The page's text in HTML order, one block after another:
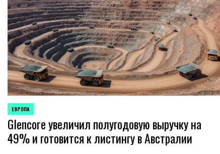
ОПУБЛИКОВАНО
В
ЕВРОПА
Glencore увеличил полугодовую выручку на
49% и готовится к листингу в Австралии